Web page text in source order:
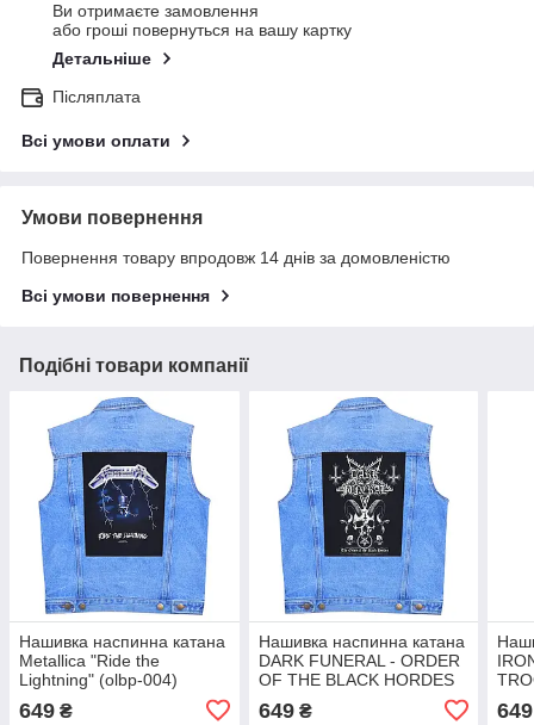
Ви отримаєте замовлення
або гроші повернуться на вашу картку
Детальніше
Післяплата
Всі умови оплати
Умови повернення
Повернення товару впродовж 14 днів за домовленістю
Всі умови повернення
Подібні товари компанії
Нашивка наспинна катана
Metallica "Ride the
Lightning" (olbp-004)
649 ₴
Нашивка наспинна катана
DARK FUNERAL - ORDER
OF THE BLACK HORDES
649₴ 649